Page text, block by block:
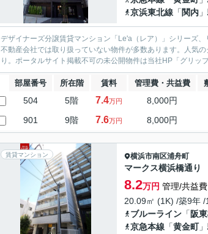
京浜東北線 「 関内
デザイナーズ分譲賃貸マンション「Le'a（レア）」シリーズ
不動産会社では取り扱っていない物件が多数あります。人気
り。ポータルサイト掲載不可の未公開物件は当社HP「グリッ
部屋番号 所在階 賃料 管理費・共益費
504 5階 7.4万円 8,000円
901 9階 7.6万円 8,000円
賃貸マンション 横浜市南区浦舟町
マークス横浜橋通り
8.2万円 管理/共益
20.09㎡ (1K) /築9年 /
ブルーライン 「 阪
京急本線 「黄金町